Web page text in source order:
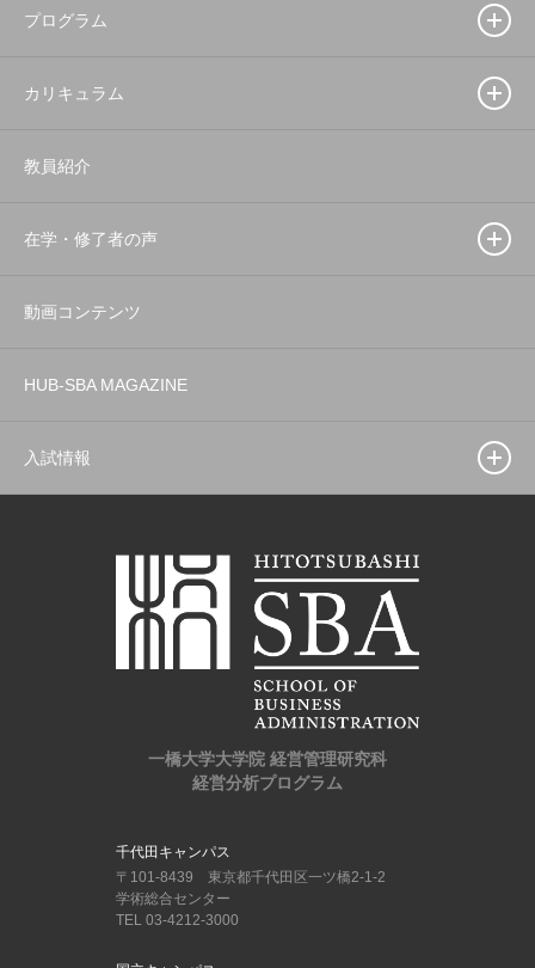
プログラム
カリキュラム
教員紹介
在学・修了者の声
動画コンテンツ
HUB-SBA MAGAZINE
入試情報
一橋大学大学院 経営管理研究科
経営分析プログラム
千代田キャンパス
〒101-8439 東京都千代田区一ツ橋2-1-2
学術総合センター
TEL 03-4212-3000